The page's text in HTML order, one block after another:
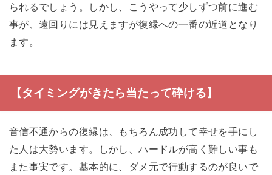
られるでしょう。しかし、こうやって少しずつ前に進む
事が、遠回りには見えますが復縁への一番の近道となり
ます。
【タイミングがきたら当たって砕ける】
音信不通からの復縁は、もちろん成功して幸せを手にし
た人は大勢います。しかし、ハードルが高く難しい事も
また事実です。基本的に、ダメ元で行動するのが良いで